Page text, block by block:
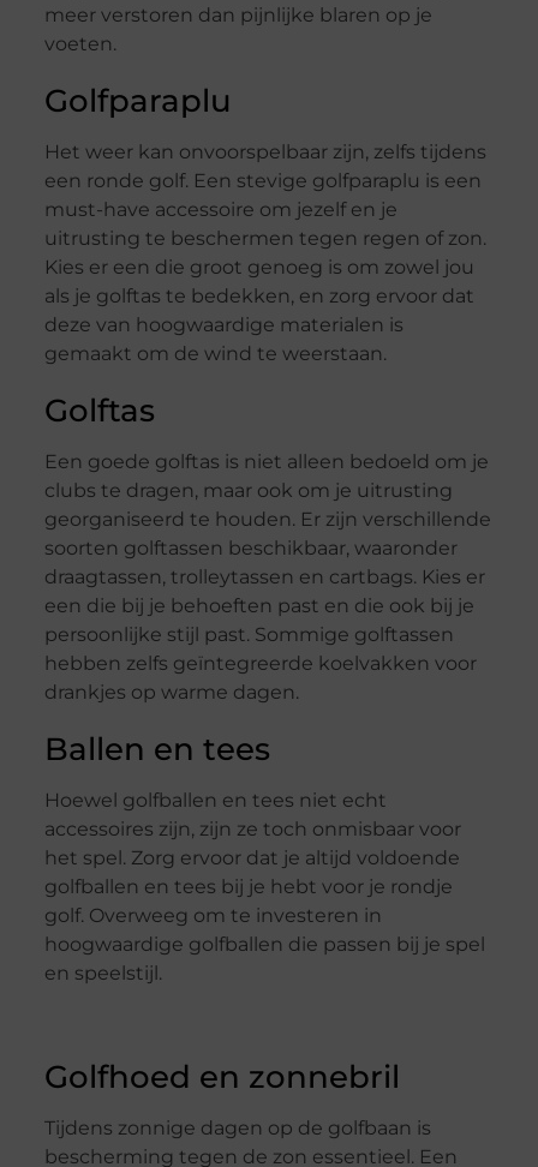
meer verstoren dan pijnlijke blaren op je
voeten.
Golfparaplu
Het weer kan onvoorspelbaar zijn, zelfs tijdens
een ronde golf. Een stevige golfparaplu is een
must-have accessoire om jezelf en je
uitrusting te beschermen tegen regen of zon.
Kies er een die groot genoeg is om zowel jou
als je golftas te bedekken, en zorg ervoor dat
deze van hoogwaardige materialen is
gemaakt om de wind te weerstaan.
Golftas
Een goede golftas is niet alleen bedoeld om je
clubs te dragen, maar ook om je uitrusting
georganiseerd te houden. Er zijn verschillende
soorten golftassen beschikbaar, waaronder
draagtassen, trolleytassen en cartbags. Kies er
een die bij je behoeften past en die ook bij je
persoonlijke stijl past. Sommige golftassen
hebben zelfs geïntegreerde koelvakken voor
drankjes op warme dagen.
Ballen en tees
Hoewel golfballen en tees niet echt
accessoires zijn, zijn ze toch onmisbaar voor
het spel. Zorg ervoor dat je altijd voldoende
golfballen en tees bij je hebt voor je rondje
golf. Overweeg om te investeren in
hoogwaardige golfballen die passen bij je spel
en speelstijl.
Golfhoed en zonnebril
Tijdens zonnige dagen op de golfbaan is
bescherming tegen de zon essentieel. Een